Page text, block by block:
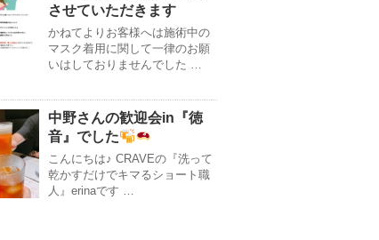
させていただきます
かねてよりお客様へは施術中の
マスク着用に関して一律のお願
いはしておりませんでした …
中野さんの歓迎会in『徳
音』でした
こんにちは♪ CRAVEの『洗って
乾かすだけでキマるショート職
人』erinaです …